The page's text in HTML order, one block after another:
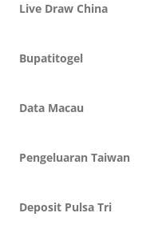
Live Draw China
Bupatitogel
Data Macau
Pengeluaran Taiwan
Deposit Pulsa Tri